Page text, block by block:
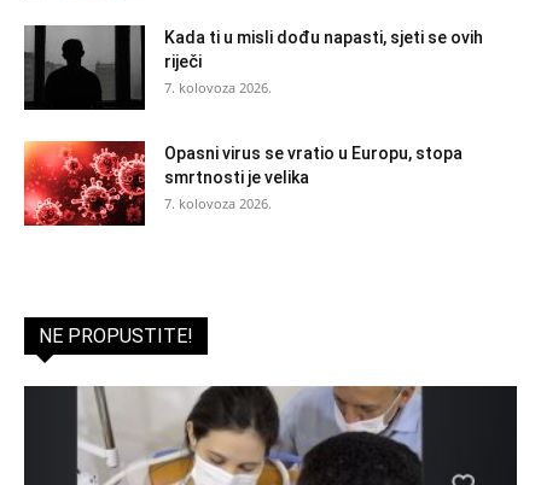
Kada ti u misli dođu napasti, sjeti se ovih
riječi
7. kolovoza 2026.
Opasni virus se vratio u Europu, stopa
smrtnosti je velika
7. kolovoza 2026.
NE PROPUSTITE!